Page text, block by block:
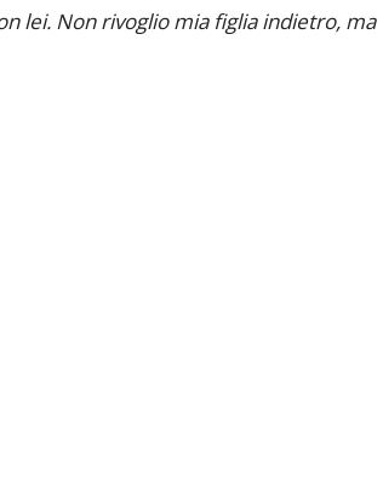
lei. Non rivoglio mia figlia indietro, ma